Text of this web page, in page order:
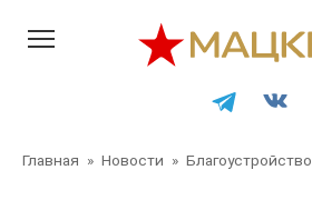
Главная » Новости » Благоустройство